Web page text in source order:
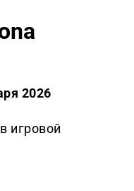
2026
игровой